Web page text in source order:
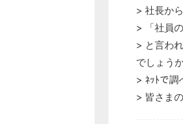
> 社長から
> 「社員
> と言わ
でしょうか
> ﾈｯﾄで調
> 皆さま